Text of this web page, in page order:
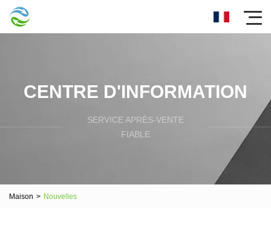
CENTRE D'INFORMATION
SERVICE APRÈS-VENTE
FIABLE
Maison > Nouvelles